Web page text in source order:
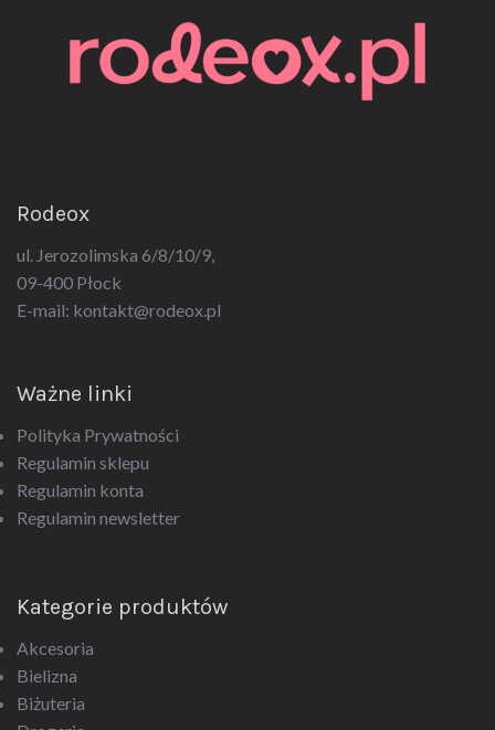
ul. Jerozolimska 6/8/10/9,
09-400 Płock
E-mail: kontakt@rodeox.pl
Polityka Prywatności
Regulamin sklepu
Regulamin konta
Regulamin newsletter
Akcesoria
Bielizna
Biżuteria
Drogeria